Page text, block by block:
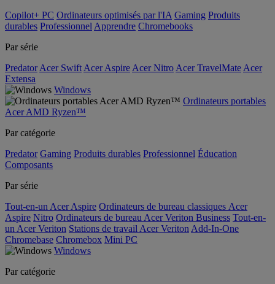
Copilot+ PC Ordinateurs optimisés par l'IA Gaming Produits
durables Professionnel Apprendre Chromebooks
Par série
Predator Acer Swift Acer Aspire Acer Nitro Acer TravelMate Acer
Extensa
Windows
Ordinateurs portables
Acer AMD Ryzen™
Par catégorie
Predator Gaming Produits durables Professionnel Éducation
Composants
Par série
Tout-en-un Acer Aspire Ordinateurs de bureau classiques Acer
Aspire Nitro Ordinateurs de bureau Acer Veriton Business Tout-en-
un Acer Veriton Stations de travail Acer Veriton Add-In-One
Chromebase Chromebox Mini PC
Windows
Par catégorie